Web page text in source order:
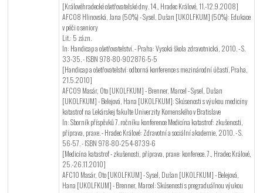
[Královéhradecké ošetřovatelské dny. 14., Hradec Králové, 11.-12.9.2008]
AFC08 Hlinovská, Jana (50%) - Sysel, Dušan [UKOLFKUM] (50%): Edukace
v péči o seniory
Lit.: 5 zázn.
In: Handicap a ošetřovatelství. - Praha: Vysoká škola zdravotnická, 2010. - S.
33-35. - ISBN 978-80-902876-5-5
[Handicap a ošetřovatelství: odborná konference s mezinárodní účastí. Praha,
21.5.2010]
AFC09 Masár, Oto [UKOLFKUM] - Brenner, Marcel - Sysel, Dušan
[UKOLFKUM] - Belejová, Hana [UKOLFKUM]: Skúsenosti s výukou medicíny
katastrof na Lekárskej fakulte Univerzity Komenského v Bratislave
In: Sborník příspěvků 7. ročníku konference Medicína katastrof: zkušenosti,
příprava, praxe. - Hradec Králové: Zdravotní a sociální akademie, 2010. - S.
56-57. - ISBN 978-80-254-8739-6
[Medicína katastrof - zkušenosti, příprava, praxe: konferece. 7., Hradec Králové,
25.-26.11.2010]
AFC10 Masár, Oto [UKOLFKUM] - Sysel, Dušan [UKOLFKUM] - Belejová,
Hana [UKOLFKUM] - Brenner, Marcel: Skúsenosti s pregraduálnou výukou